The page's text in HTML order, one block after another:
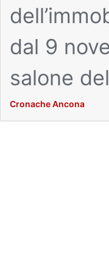
dal 9
salone
Cronache Ancona